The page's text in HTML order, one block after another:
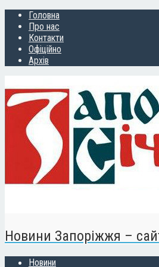
Головна
Про нас
Контакти
Офіційно
Архів
Новини Запоріжжя –
Новини